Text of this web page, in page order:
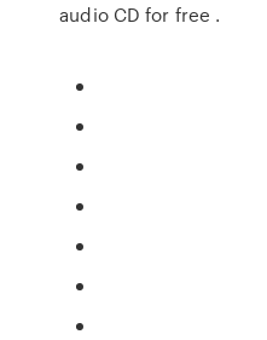
audio CD for free .